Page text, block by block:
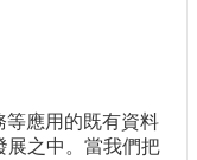
等應用的既有資料
展之中。當我們把